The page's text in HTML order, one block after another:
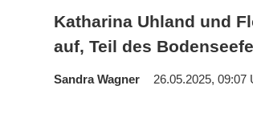
Katharina Uhland und
auf, Teil des
Sandra Wagner 26.05.2025, 09:07